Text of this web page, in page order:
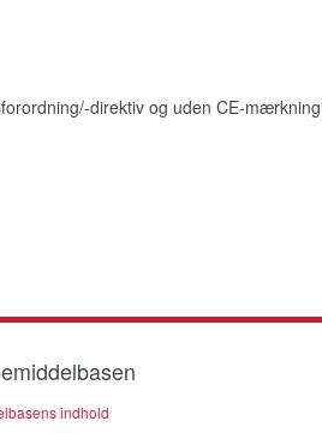
direktiv og uden CE-mærkning
indhold